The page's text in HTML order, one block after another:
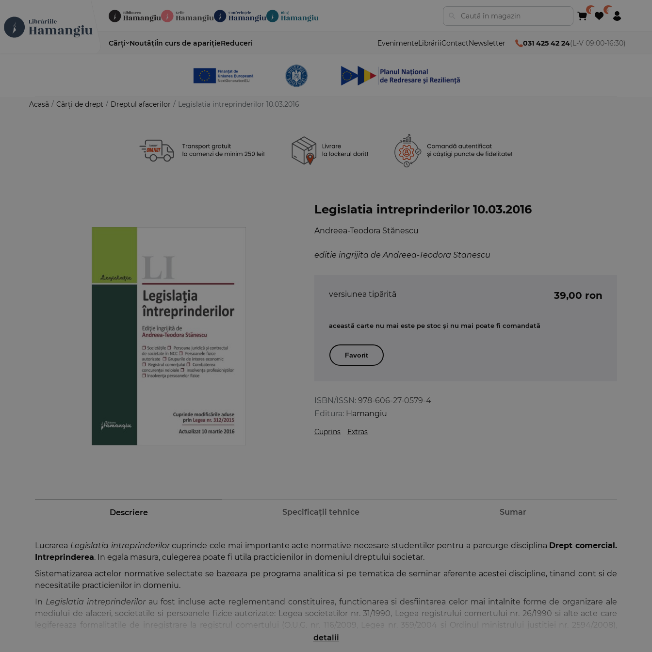
Cărți NoutățiÎn curs de aparițieReduceri EvenimenteLibrăriiContactNewsletter 031 425 42 24(L-V 09:00-16:30)
Acasă / Cărți de drept / Dreptul afacerilor / Legislatia intreprinderilor 10.03.2016
Legislatia intreprinderilor 10.03.2016
editie ingrijita de Andreea-Teodora Stanescu
Andreea-Teodora Stănescu
ISBN/ISSN: 978-606-27-0579-4
Editura: Hamangiu
Cuprins Extras
versiunea tipărită 39,00 ron
această carte nu mai este pe stoc și nu mai poate fi comandată
Favorit
Descriere Specificații tehnice Sumar
Lucrarea Legislatia intreprinderilorcuprinde cele mai importante acte normative necesare studentilor pentru a parcurge disciplina Drept comercial.
Intreprinderea. In egala masura, culegerea poate fi utila practicienilor in domeniul dreptului societar.
Sistematizarea actelor normative selectate se bazeaza pe programa analitica si pe tematica de seminar aferente acestei discipline, tinand cont si de
necesitatile practicienilor in domeniu.
In Legislatia intreprinderilorau fost incluse acte reglementand constituirea, functionarea si desfiintarea celor mai intalnite forme de organizare ale
mediului de afaceri, societatile si persoanele fizice autorizate: Legea societatilor nr. 31/1990, Legea registrului comertului nr. 26/1990 si alte acte care
legifereaza formalitatile de inregistrare la registrul comertului (O.U.G. nr. 116/2009, Legea nr. 359/2004 si Ordinul ministrului justitiei nr. 2594/2008),
O.U.G. nr. 44/2008 privind desfasurarea activitatilor economice de catre persoanele fizice autorizate, intreprinderile individuale si intreprinderile
detalii